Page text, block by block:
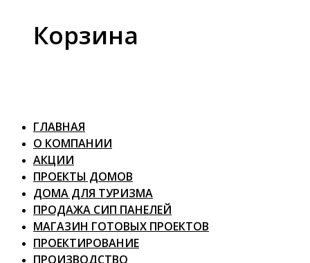
Корзина
ГЛАВНАЯ
О КОМПАНИИ
АКЦИИ
ПРОЕКТЫ ДОМОВ
ДОМА ДЛЯ ТУРИЗМА
ПРОДАЖА СИП ПАНЕЛЕЙ
МАГАЗИН ГОТОВЫХ ПРОЕКТОВ
ПРОЕКТИРОВАНИЕ
ПРОИЗВОДСТВО